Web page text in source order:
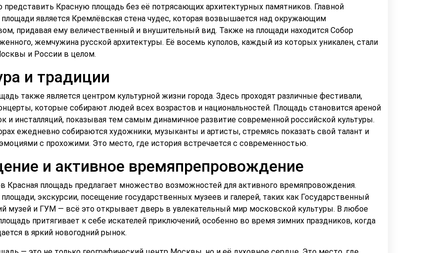
Красную площадь без её потрясающих архитектурных памятников. Главной
является Кремлёвская стена чудес, которая возвышается над окружающим
придавая ему величественный и внушительный вид. Также на площади находится Собор
жемчужина русской архитектуры. Её восемь куполов, каждый из которых уникален, стали
и России в целом.
и традиции
также является центром культурной жизни города. Здесь проходят различные фестивали,
которые собирают людей всех возрастов и национальностей. Площадь становится ареной
и инсталляций, показывая тем самым динамичное развитие современной российской культуры.
ежедневно собираются художники, музыканты и артисты, стремясь показать свой талант и
с прохожими. Это место, где история встречается с современностью.
и активное времяпрепровождение
Красная площадь предлагает множество возможностей для активного времяпровождения.
площади, экскурсии, посещение государственных музеев и галерей, таких как Государственный
музей и ГУМ — всё это открывает дверь в увлекательный мир московской культуры. В любое
притягивает к себе искателей приключений, особенно во время зимних праздников, когда
в яркий новогодний рынок.